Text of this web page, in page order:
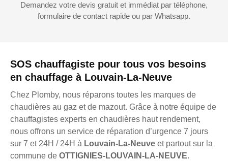
SOS chauffagiste pour tous vos besoins
en chauffage à Louvain-La-Neuve
Chez Plomby, nous réparons toutes les marques de
chaudières au gaz et de mazout. Grâce à notre équipe de
chauffagistes experts en chaudières haut rendement,
nous offrons un service de réparation d’urgence 7 jours
sur 7 et 24H / 24H à Louvain-La-Neuve et partout sur la
commune de OTTIGNIES-LOUVAIN-LA-NEUVE.
Demandez votre devis gratuit et immédiat par téléphone,
formulaire de contact rapide ou par Whatsapp.